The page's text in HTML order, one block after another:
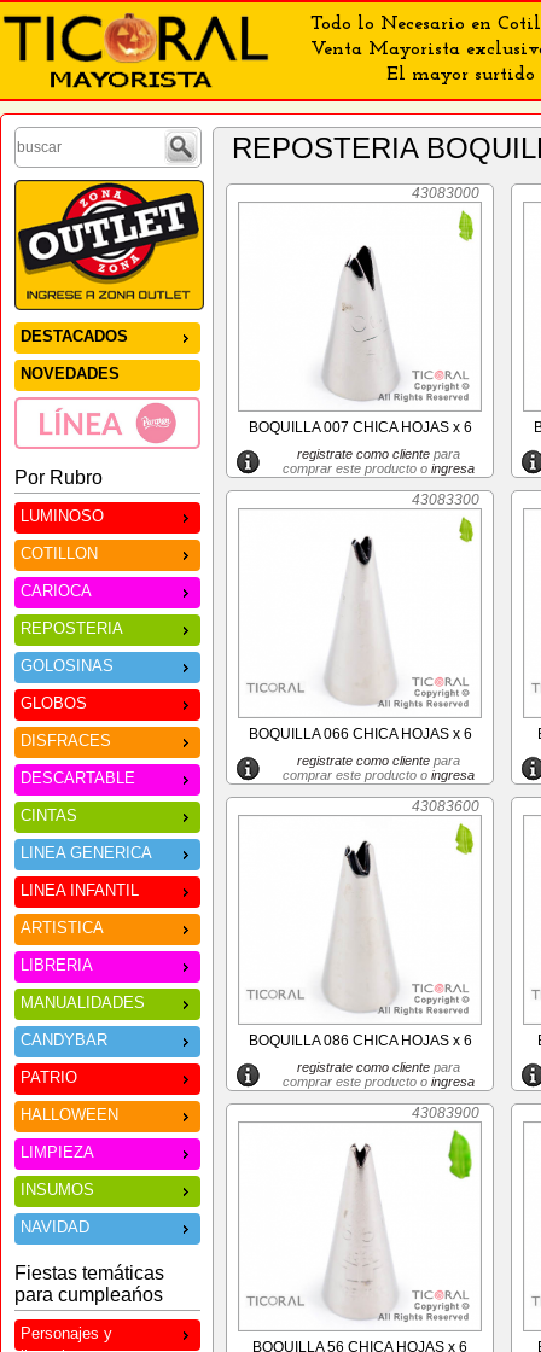
Todo lo Necesario en
Venta Mayorista
El mayor surtido
DESTACADOS
NOVEDADES
Por Rubro
LUMINOSO
COTILLON
CARIOCA
REPOSTERIA
GOLOSINAS
GLOBOS
DISFRACES
DESCARTABLE
CINTAS
LINEA GENERICA
LINEA INFANTIL
ARTISTICA
LIBRERIA
MANUALIDADES
CANDYBAR
PATRIO
HALLOWEEN
LIMPIEZA
INSUMOS
NAVIDAD
Fiestas temáticas
para cumpleańos
Personajes y
REPOSTERIA
43083000
BOQUILLA 007 CHICA HOJAS x 6
registrate como clientepara
comprar este producto o ingresa
43083300
BOQUILLA 066 CHICA HOJAS x 6
registrate como clientepara
comprar este producto o ingresa
43083600
BOQUILLA 086 CHICA HOJAS x 6
registrate como clientepara
comprar este producto o ingresa
43083900
BOQUILLA 56 CHICA HOJAS x 6